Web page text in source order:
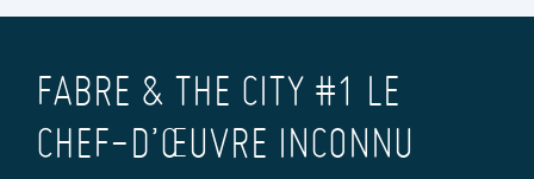
FABRE & THE CITY #1 LE
CHEF-D’ŒUVRE INCONNU